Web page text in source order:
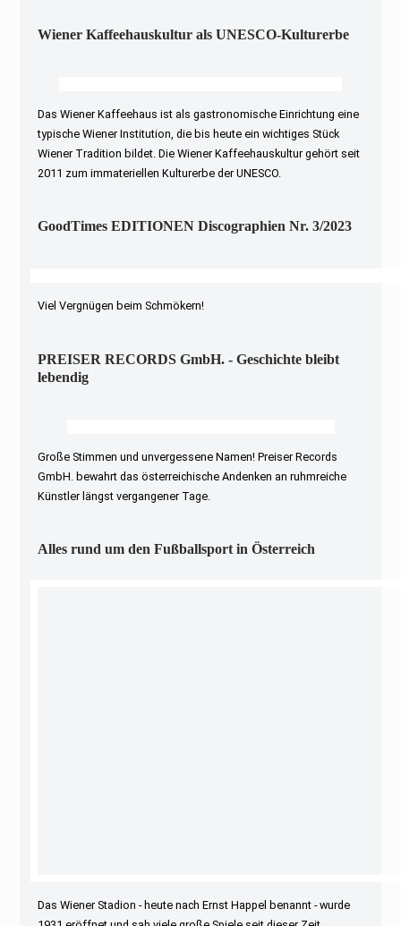
Wiener Kaffeehauskultur als UNESCO-Kulturerbe
Das Wiener Kaffeehaus ist als gastronomische Einrichtung eine
typische Wiener Institution, die bis heute ein wichtiges Stück
Wiener Tradition bildet. Die Wiener Kaffeehauskultur gehört seit
2011 zum immateriellen Kulturerbe der UNESCO.
GoodTimes EDITIONEN Discographien Nr. 3/2023
Viel Vergnügen beim Schmökern!
PREISER RECORDS GmbH. - Geschichte bleibt
lebendig
Große Stimmen und unvergessene Namen! Preiser Records
GmbH. bewahrt das österreichische Andenken an ruhmreiche
Künstler längst vergangener Tage.
Alles rund um den Fußballsport in Österreich
Das Wiener Stadion - heute nach Ernst Happel benannt - wurde